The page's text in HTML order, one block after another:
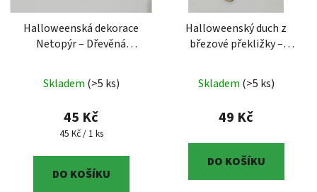
Halloweenská dekorace
Netopýr – Dřevěná
Halloweenská dekorace
Netopýr – Dřevěná
(Original 3DMAC)
Skladem (>5 ks)
45 Kč
Měrná cena:
45 Kč / 1 ks
DO KOŠÍKU
Halloweenský duch z
březové překližky –
Halloweenský
duch z březové překližky
dekorace (Original
Skladem (>5 ks)
49 Kč
DO KOŠÍKU